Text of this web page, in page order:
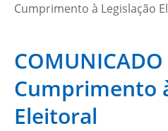
Cumprimento à Legislação
COMUNICADO
Cumprimento
Eleitoral